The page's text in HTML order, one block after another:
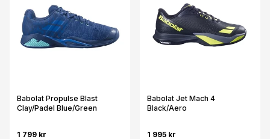
Babolat Propulse Blast
Clay/Padel Blue/Green
1 799 kr
Babolat Jet Mach 4
Black/Aero
1 995 kr